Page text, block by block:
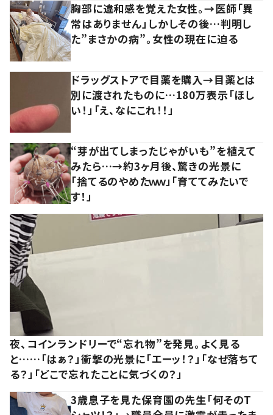
胸部に違和感を覚えた女性。→医師「異
常はありません」しかしその後…判明し
た”まさかの病”。女性の現在に迫る
ドラッグストアで目薬を購入→目薬とは
別に渡されたものに…180万表示「ほし
い！」「え、なにこれ！！」
“芽が出てしまったじゃがいも”を植えて
みたら…→約3ヶ月後、驚きの光景に
「捨てるのやめたｗｗ」「育ててみたいで
す！」
夜、コインランドリーで“忘れ物”を発見。よく見る
と……「はぁ？」衝撃の光景に「エーッ！？」「なぜ落ちて
る？」「どこで忘れたことに気づくの？」
3歳息子を見た保育園の先生「何そのT